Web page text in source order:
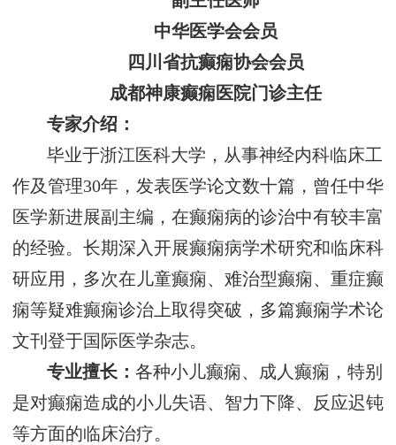
中华医学会会员
四川省抗癫痫协会会员
成都神康癫痫医院门诊主任
专家介绍：
毕业于浙江医科大学，从事神经内科临床工
作及管理30年，发表医学论文数十篇，曾任中华
医学新进展副主编，在癫痫病的诊治中有较丰富
的经验。长期深入开展癫痫病学术研究和临床科
研应用，多次在儿童癫痫、难治型癫痫、重症癫
痫等疑难癫痫诊治上取得突破，多篇癫痫学术论
文刊登于国际医学杂志。
专业擅长：各种小儿癫痫、成人癫痫，特别
是对癫痫造成的小儿失语、智力下降、反应迟钝
等方面的临床治疗。